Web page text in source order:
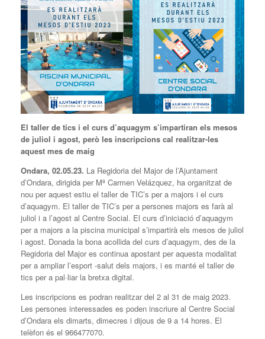
El taller de tics i el curs d’aquagym s’impartiran els mesos
de juliol i agost, però les inscripcions cal realitzar-les
aquest mes de maig
Ondara, 02.05.23. La Regidoria del Major de l’Ajuntament
d’Ondara, dirigida per Mª Carmen Velázquez, ha organitzat de
nou per aquest estiu el taller de TIC’s per a majors i el curs
d’aquagym. El taller de TIC’s per a persones majors es farà al
juliol i a l’agost al Centre Social. El curs d’iniciació d’aquagym
per a majors a la piscina municipal s’impartirà els mesos de juliol
i agost. Donada la bona acollida del curs d’aquagym, des de la
Regidoria del Major es continua apostant per aquesta modalitat
per a ampliar l’esport -salut dels majors, i es manté el taller de
tics per a pal·liar la bretxa digital.
Les inscripcions es podran realitzar del 2 al 31 de maig 2023.
Les persones interessades es poden inscriure al Centre Social
d’Ondara els dimarts, dimecres i dijous de 9 a 14 hores. El
telèfon és el 966477070.